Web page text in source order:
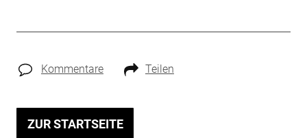
Kommentare Teilen
ZUR STARTSEITE